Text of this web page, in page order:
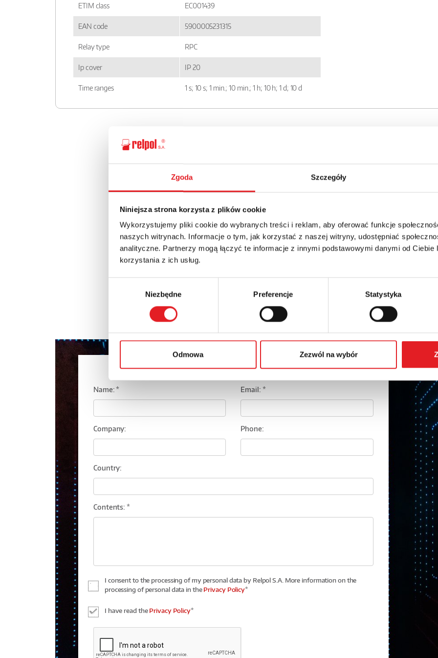
Zgoda Szczegóły
Niniejsza strona korzysta z plików cookie
Wykorzystujemy pliki cookie do wybranych treści i reklam, aby oferować funkcje
naszych witrynach. Informacje o tym, jak korzystać z naszej witryny, udostępniać
analityczne. Partnerzy mogą łączyć te informacje z innymi podstawowymi danymi od
korzystania z ich usług.
Niezbędne Preferencje Statystyka
Odmowa Zezwól na wybór
ETIM class EC001439
EAN code 5900005231315
Relay type RPC
Ip cover IP 20
Time ranges 1 s; 10 s; 1 min.; 10 min.; 1 h; 10 h; 1 d; 10 d
RPC_1MD_UNI_view.dxf
Ask for the details of the offer
Name: * Email: *
Company: Phone:
Country:
Contents: *
I consent to the processing of my personal data by Relpol S.A. More information on the
processing of personal data in thePrivacy Policy*
I have read thePrivacy Policy*